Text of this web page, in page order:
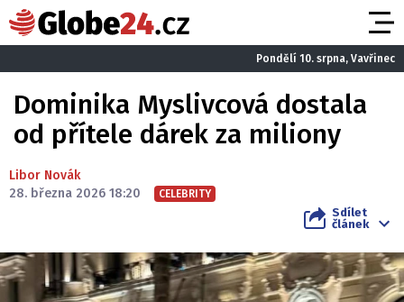
Pondělí 10. srpna, Vavřinec
Dominika Myslivcová dostala
od přítele dárek za miliony
Libor Novák
28. března 2026 18:20
CELEBRITY
Sdílet
článek